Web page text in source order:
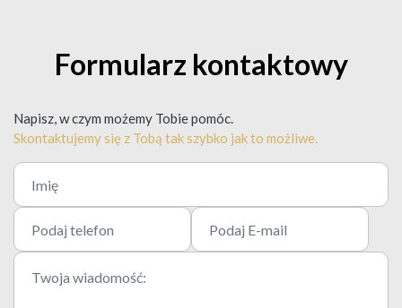
Formularz kontaktowy
Napisz, w czym możemy Tobie pomóc.
Skontaktujemy się z Tobą tak szybko jak to możliwe.